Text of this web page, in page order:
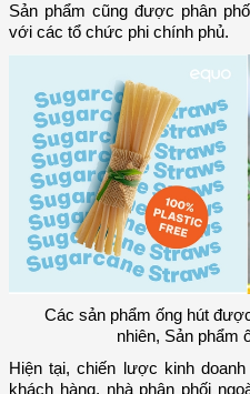
Sản phẩm cũng được phân
với các tổ chức phi chính phủ.
Các sản phẩm ống hút
nhiên, Sản phẩm
Hiện tại, chiến lược kinh
khách hàng, nhà phân phối